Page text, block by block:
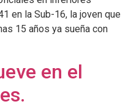
en la Sub-16, la joven que
15 años ya sueña con
en el